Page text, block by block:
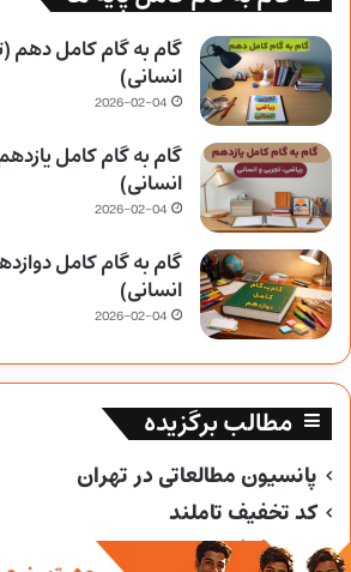
گام به گام کامل دهم
انسانی)
2026-02-04
گام به گام کامل
انسانی)
2026-02-04
گام به گام کامل
انسانی)
2026-02-04
مطالب برگزیده
پانسیون مطالعاتی در تهران
کد تخفیف تاملند
کد تخفیف خیلی سبز